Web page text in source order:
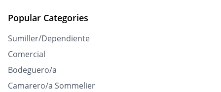
Popular Categories
Sumiller/Dependiente
Comercial
Bodeguero/a
Camarero/a Sommelier